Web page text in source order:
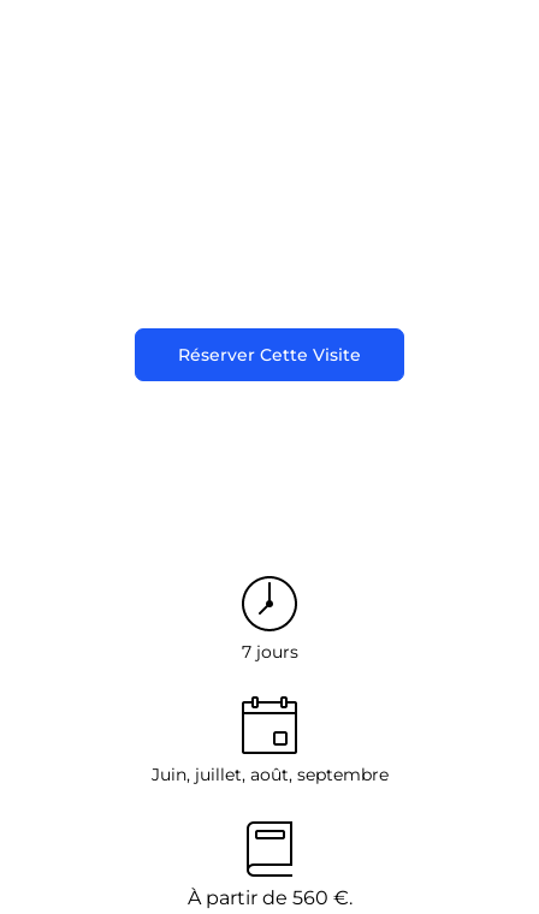
Réserver Cette Visite
7 jours
Juin, juillet, août, septembre
À partir de 560 €.